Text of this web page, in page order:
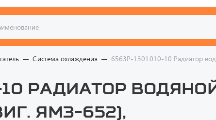
Система охлаждения 6563Р-1301010-10 Радиатор
10 Радиатор
ЯМЗ-652),